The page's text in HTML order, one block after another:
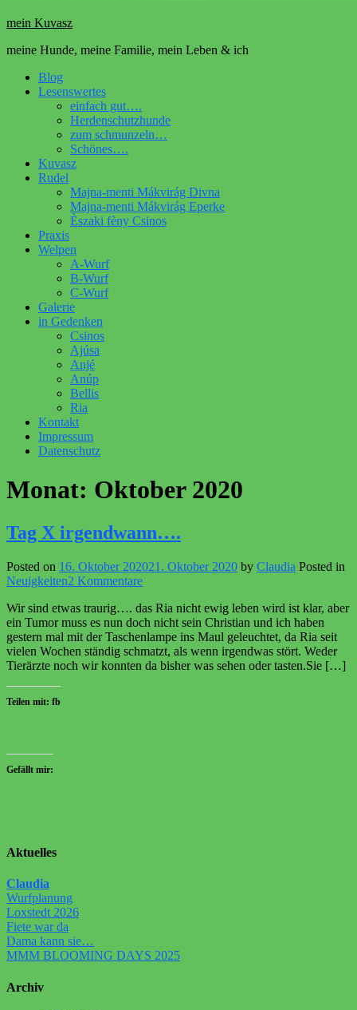
mein Kuvasz
meine Hunde, meine Familie, mein Leben & ich
Blog
Lesenswertes
einfach gut….
Herdenschutzhunde
zum schmunzeln…
Schönes….
Kuvasz
Rudel
Majna-menti Mákvirág Divna
Majna-menti Mákvirág Eperke
Èszaki fèny Csinos
Praxis
Welpen
A-Wurf
B-Wurf
C-Wurf
Galerie
in Gedenken
Csinos
Ajúsa
Anjé
Anúp
Bellis
Ria
Kontakt
Impressum
Datenschutz
Monat: Oktober 2020
Tag X irgendwann….
Posted on 16. Oktober 202021. Oktober 2020 by Claudia Posted in
Neuigkeiten2 Kommentarezu
X
irgendwann….
Wir sind etwas traurig…. das Ria nicht ewig leben wird ist klar, aber
ein Tumor muss es nun doch nicht sein Christian und ich haben
gestern mal mit der Taschenlampe ins Maul geleuchtet, da Ria seit
vielen Wochen ständig schmatzt, als wenn irgendwas stört. Weder
Tierärzte noch wir konnten da bisher was sehen oder tasten.Sie […]
Teilen mit: fb
Gefällt mir:
Aktuelles
Claudia
Wurfplanung
Loxstedt 2026
Fiete war da
Dama kann sie…
MMM BLOOMING DAYS 2025
Archiv